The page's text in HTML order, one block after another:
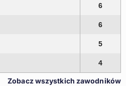
6
6
5
4
Zobacz wszystkich zawodników